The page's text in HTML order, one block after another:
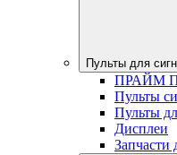
Пульты для
ПРАЙМ
Пульты
Пульты
Дисплеи
Запчасти